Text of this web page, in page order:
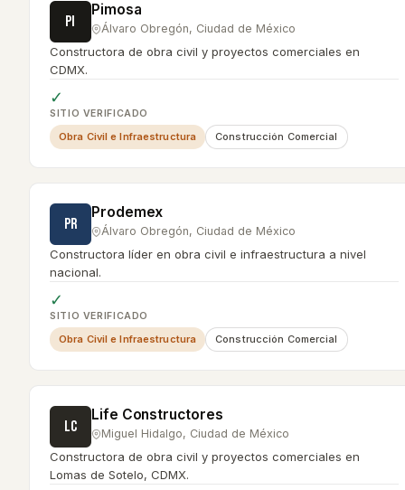
PI
Pimosa
Álvaro Obregón, Ciudad de México
Constructora de obra civil y proyectos comerciales en
CDMX.
✓
SITIO VERIFICADO
Obra Civil e Infraestructura Construcción Comercial
PR
Prodemex
Álvaro Obregón, Ciudad de México
Constructora líder en obra civil e infraestructura a nivel
nacional.
✓
SITIO VERIFICADO
Obra Civil e Infraestructura Construcción Comercial
LC
Life Constructores
Miguel Hidalgo, Ciudad de México
Constructora de obra civil y proyectos comerciales en
Lomas de Sotelo, CDMX.